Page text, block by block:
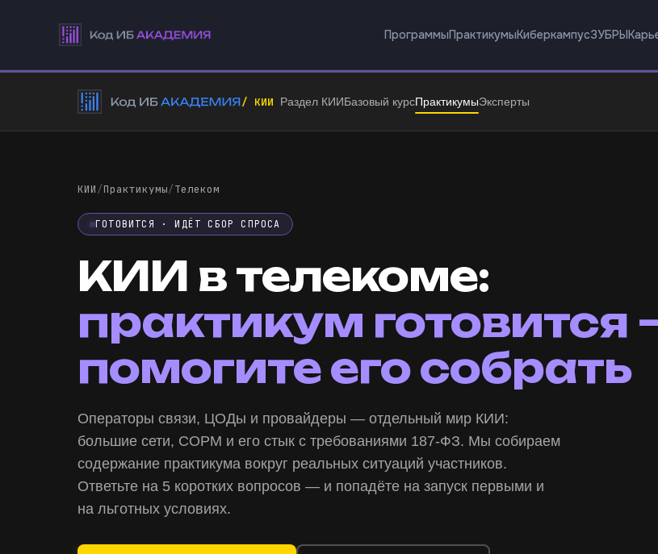
ПрограммыПрактикумыКиберкампусЗУБРЫ
/ КИИ Раздел КИИБазовый курсПрактикумыЭксперты
КИИ/Практикумы/Телеком
ГОТОВИТСЯ · ИДЁТ СБОР СПРОСА
КИИ в телекоме:
практикум готовится
помогите его собрать
Операторы связи, ЦОДы и провайдеры — отдельный мир КИИ:
большие сети, СОРМ и его стык с требованиями 187-ФЗ. Мы собираем
содержание практикума вокруг реальных ситуаций участников.
Ответьте на 5 коротких вопросов — и попадёте на запуск первыми и
на льготных условиях.